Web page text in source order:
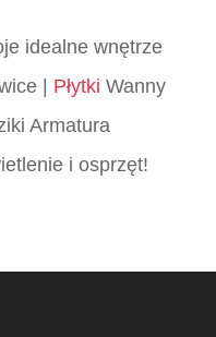
idealne wnętrze
| Płytki Wanny
Armatura
i osprzęt!